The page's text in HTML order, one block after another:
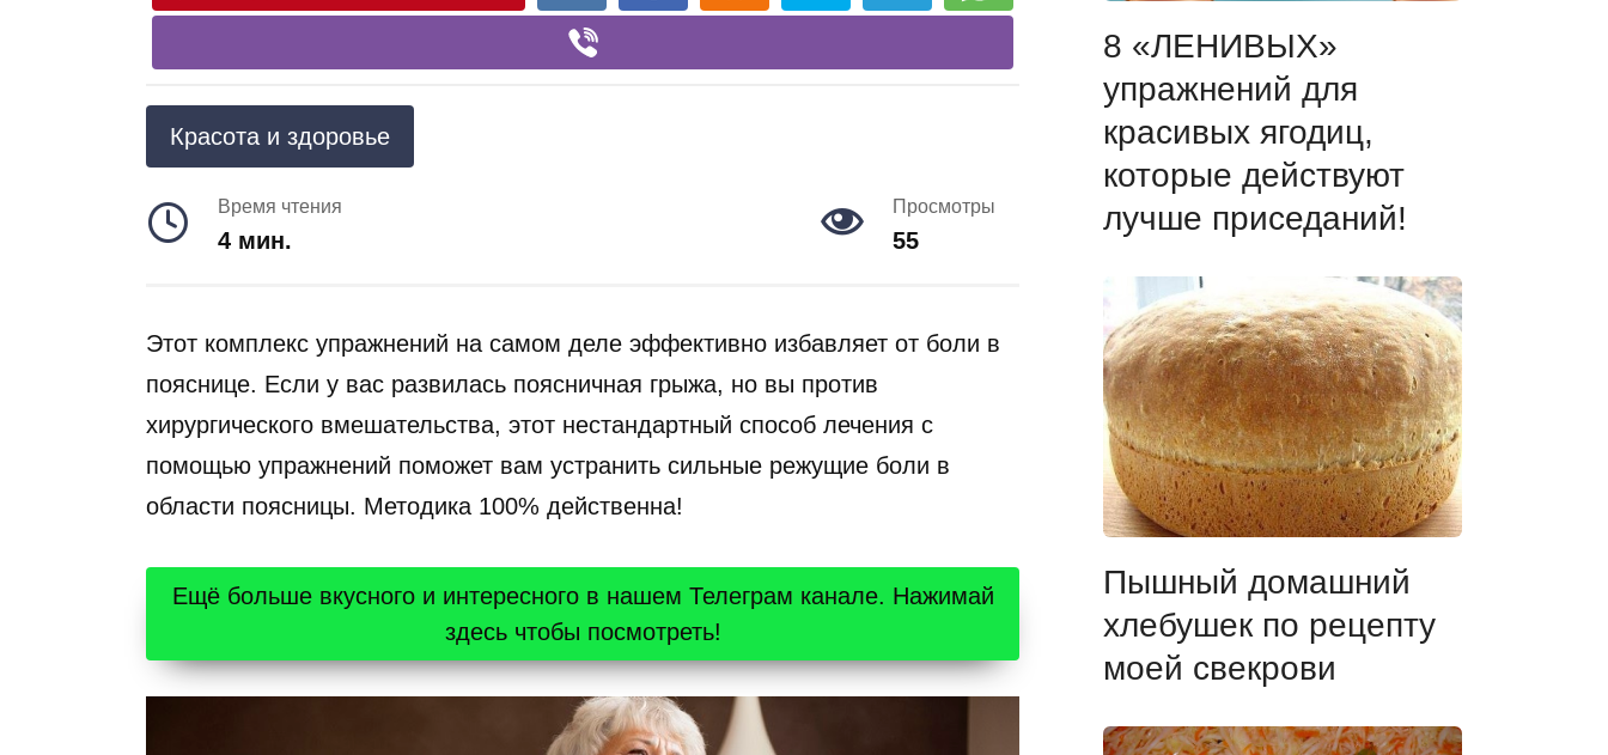
Красота и здоровье
Время чтения
4 мин.
Просмотры
55
Этот комплекс упражнений на самом деле эффективно избавляет от боли в
пояснице. Если у вас развилась поясничная грыжа, но вы против
хирургического вмешательства, этот нестандартный способ лечения с
помощью упражнений поможет вам устранить сильные режущие боли в
области поясницы. Методика 100% действенна!
Ещё больше вкусного и интересного в нашем Телеграм канале. Нажимай
здесь чтобы посмотреть!
8 «ЛЕНИВЫХ»
упражнений для
красивых ягодиц,
которые действуют
лучше приседаний!
Пышный домашний
хлебушек по рецепту
моей свекрови